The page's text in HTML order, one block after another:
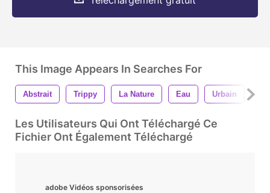
This Image Appears In Searches For
Abstrait Trippy La Nature Eau Urbain
Les Utilisateurs Qui Ont Téléchargé Ce
Fichier Ont Également Téléchargé
adobe Vidéos sponsorisées